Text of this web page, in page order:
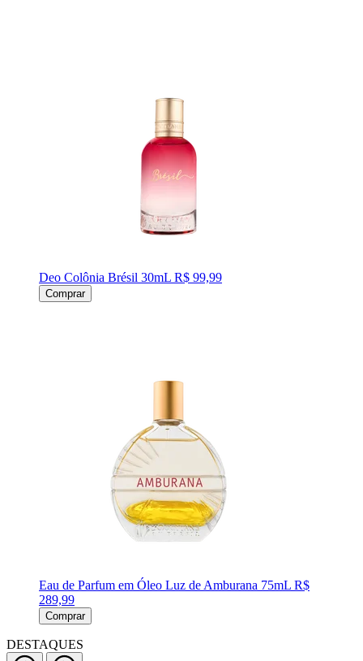
Deo Colônia Brésil 30mL R$ 99,99
Comprar
Eau de Parfum em Óleo Luz de Amburana 75mL R$
289,99
Comprar
DESTAQUES